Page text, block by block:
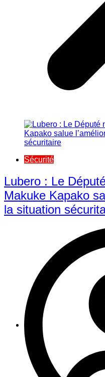
Sécurité
Lubero : Le
Makuke Kapako
la situation